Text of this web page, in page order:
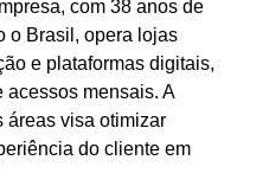
com 38 anos de
o Brasil, opera lojas
e plataformas digitais,
acessos mensais. A
áreas visa otimizar
do cliente em